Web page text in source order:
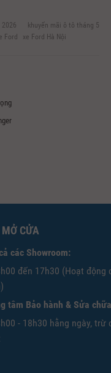
2026
khuyến mãi ô tô tháng 5
Ford xe Ford Hà Nội
MỞ CỬA
các Showroom:
đến 17h30 (Hoạt động
tâm Bảo hành & Sửa
- 18h30 hằng ngày, trừ